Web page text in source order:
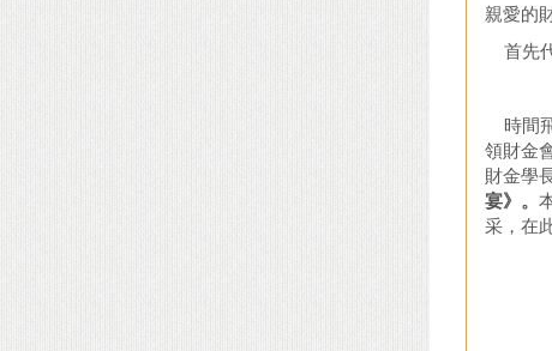
親愛的
首先
時間
領財金
財金學
宴》。
采，在
江山
萬紫